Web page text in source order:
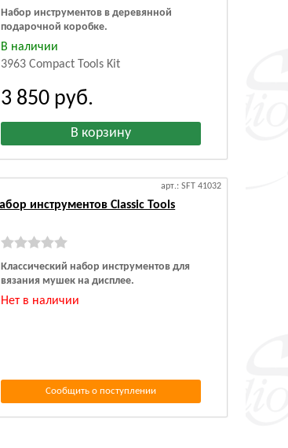
Набор инструментов в деревянной
подарочной коробке.
В наличии
3963 Compact Tools Kit
3 850 руб.
арт.: SFT 41032
инструментов Classic Tools
Классический набор инструментов для
вязания мушек на дисплее.
Нет в наличии
Сообщить о поступлении